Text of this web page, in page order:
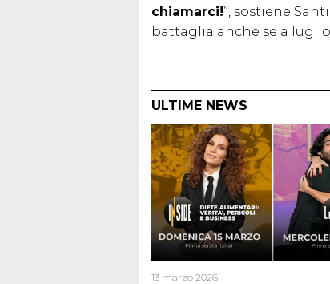
chiamarci!”, sostiene
battaglia anche se a
ULTIME NEWS
13 marzo 2026